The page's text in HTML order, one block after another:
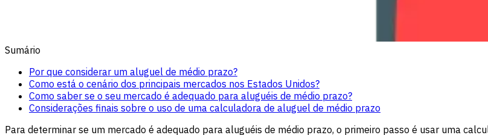
Sumário
Por que considerar um aluguel de médio prazo?
Como está o cenário dos principais mercados nos Estados Unidos?
Como saber se o seu mercado é adequado para aluguéis de médio prazo?
Considerações finais sobre o uso de uma calculadora de aluguel de médio prazo
Para determinar se um mercado é adequado para aluguéis de médio prazo, o primeiro passo é usar uma